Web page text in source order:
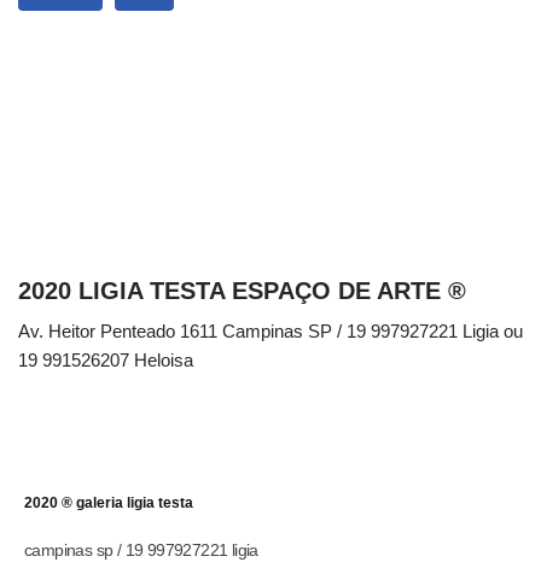
2020 LIGIA TESTA ESPAÇO DE ARTE ®
Av. Heitor Penteado 1611 Campinas SP / 19 997927221 Ligia ou
19 991526207 Heloisa
2020 ® galeria ligia testa
campinas sp / 19 997927221 ligia